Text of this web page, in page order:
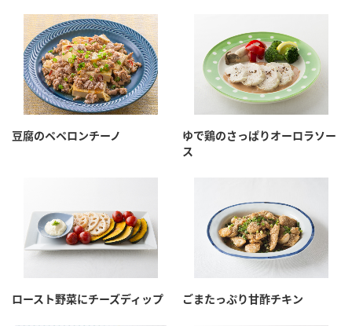
鍋奉行マニュアル
ミツカンのCM
ロングセラー商品 ＋ おすすめレシピ
人気商品 ＋ おすすめレシピ
キッザニア東京「ぽん酢工房」
ミツカン公式通販
業務用サイト ミツカングループについて 製造所固有記号一覧
豆腐のペペロンチーノ
ゆで鶏のさっぱりオーロラソー
ス
ロースト野菜にチーズディップ ごまたっぷり甘酢チキン